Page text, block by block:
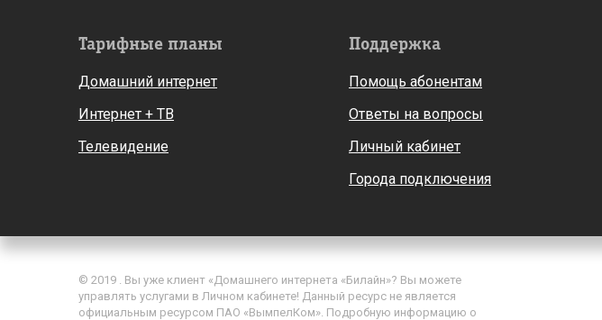
Тарифные планы
Домашний интернет
Интернет + ТВ
Телевидение
Поддержка
Помощь абонентам
Ответы на вопросы
Личный кабинет
Города подключения
© 2019 . Вы уже клиент «Домашнего интернета «Билайн»? Вы можете
управлять услугами в Личном кабинете! Данный ресурс не является
официальным ресурсом ПАО «ВымпелКом». Подробную информацию о